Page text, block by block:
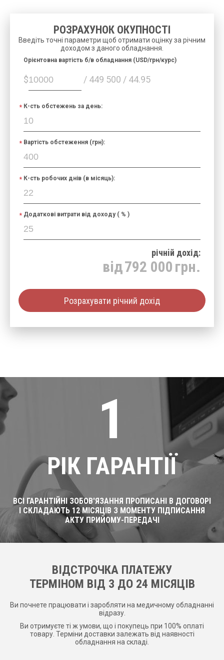
РОЗРАХУНОК ОКУПНОСТІ
Введіть точні параметри щоб отримати оцінку за річним
доходом з даного обладнання.
$ / 449 500 / 44.95
Орієнтовна вартість б/в обладнання (USD/грн/курс)
К-сть обстежень за день:
Вартість обстеження (грн):
К-сть робочих днів (в місяць):
Додаткові витрати від доходу ( % )
річнiй дохід:
від792 000 грн.
Розрахувати річний дохід
1
РІК ГАРАНТІЇ
ВСІ ГАРАНТІЙНІ ЗОБОВ'ЯЗАННЯ ПРОПИСАНІ В ДОГОВОРІ
І СКЛАДАЮТЬ 12 МІСЯЦІВ З МОМЕНТУ ПІДПИСАННЯ
АКТУ ПРИЙОМУ-ПЕРЕДАЧІ
ВІДСТРОЧКА ПЛАТЕЖУ
ТЕРМІНОМ ВІД 3 ДО 24 МІСЯЦІВ
Ви почнете працювати і заробляти на медичному обладнанні
відразу.
Ви отримуєте ті ж умови, що і покупець при 100% оплаті
товару. Терміни доставки залежать від наявності
обладнання на складі.